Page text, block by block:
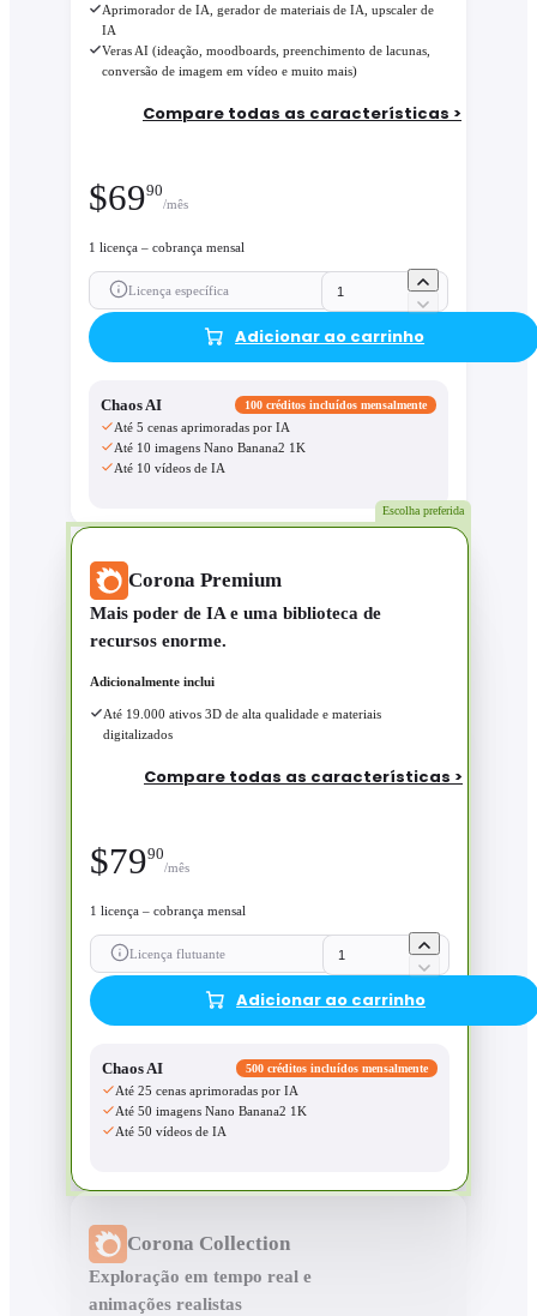
Aprimorador de IA, gerador de materiais de IA, upscaler de
IA
Veras AI (ideação, moodboards, preenchimento de lacunas,
conversão de imagem em vídeo e muito mais)
Compare todas as características >
$6990
/mês
1 licença – cobrança mensal
Licença específica
Adicionar ao carrinho
Chaos AI 100 créditos incluídos mensalmente
Até 5 cenas aprimoradas por IA
Até 10 imagens Nano Banana2 1K
Até 10 vídeos de IA
Escolha preferida
Corona Premium
Mais poder de IA e uma biblioteca de
recursos enorme.
Adicionalmente inclui
Até 19.000 ativos 3D de alta qualidade e materiais
digitalizados
Compare todas as características >
$7990
/mês
1 licença – cobrança mensal
Licença flutuante
Adicionar ao carrinho
Chaos AI 500 créditos incluídos mensalmente
Até 25 cenas aprimoradas por IA
Até 50 imagens Nano Banana2 1K
Até 50 vídeos de IA
Corona Collection
Exploração em tempo real e
animações realistas